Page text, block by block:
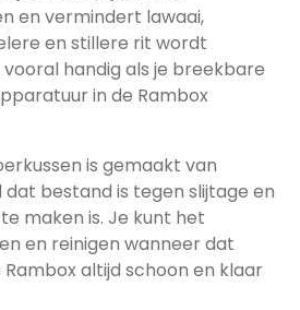
en vermindert lawaai,
en stillere rit wordt
handig als je breekbare
in de Rambox
is gemaakt van
bestand is tegen slijtage en
maken is. Je kunt het
en reinigen wanneer dat
Rambox altijd schoon en klaar